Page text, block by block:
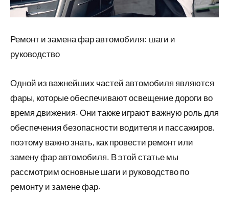
Ремонт и замена фар автомобиля: шаги и
руководство
Одной из важнейших частей автомобиля являются
фары, которые обеспечивают освещение дороги во
время движения. Они также играют важную роль для
обеспечения безопасности водителя и пассажиров,
поэтому важно знать, как провести ремонт или
замену фар автомобиля. В этой статье мы
рассмотрим основные шаги и руководство по
ремонту и замене фар.